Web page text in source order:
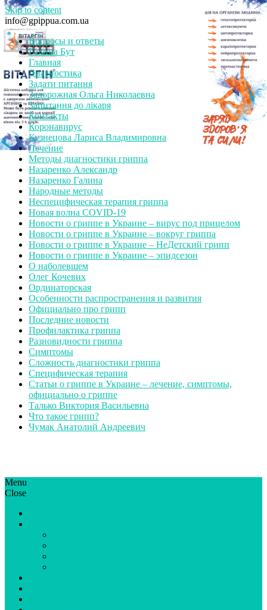
Skip to content
info@gpippua.com.ua
Вопросы и ответы
Галина Бут
Главная
Диагностика
Задати питання
Задорожная Ольга Николаевна
Запитання до лікаря
Контакты
Коронавирус
Кузнецова Лариса Владимировна
Лечение
Методы диагностики гриппа
Назаренко Александр
Назаренко Галина
Народные методы
Неспецифическая терапия гриппа
Новая волна COVID-19
Новости о гриппе в Украине – вирус под прицелом
Новости о гриппе в Украине – вокруг гриппа
Новости о гриппе в Украине – НеДетский грипп
Новости о гриппе в Украине – эпидсезон
О наболевшем
Олег Кочевих
Ординаторская
Особенности распространения и развития
Официально про грипп
Последние новости
Профилактика гриппа
Разновидности гриппа
Симптомы
Сложность диагностики гриппа
Специфическая терапия
Статьи о гриппе в Украине – лечение, симптомы,
официально о гриппе
Талько Виктория Васильевна
Что такое грипп?
Чумак Анатолий Андреевич
ГрипЮА: симптоми і лікування | Все про грип в Україні
Все про грип в Україні та Києві, профілактика грипу.
Menu
Close